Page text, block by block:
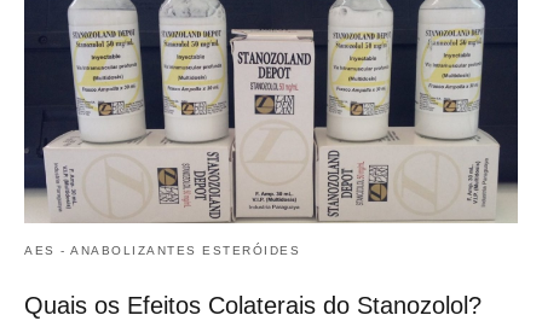
AES - ANABOLIZANTES ESTERÓIDES
Quais os Efeitos Colaterais do Stanozolol?